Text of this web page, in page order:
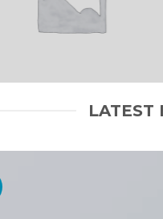
LATEST